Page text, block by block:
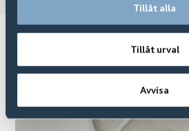
Tillåt alla
Tillåt urval
Avvisa
Relaterade produkter